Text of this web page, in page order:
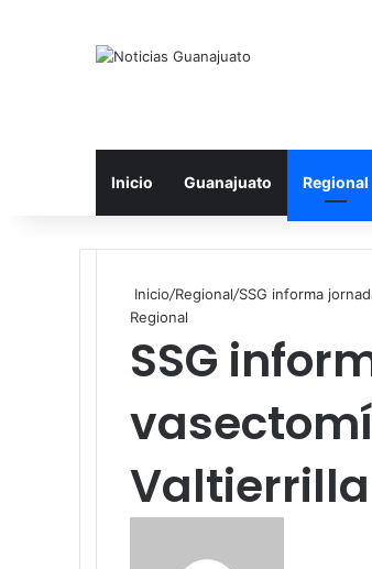
Inicio Guanajuato Regional
Inicio/Regional/SSG informa
Regional
SSG
Valtierrilla